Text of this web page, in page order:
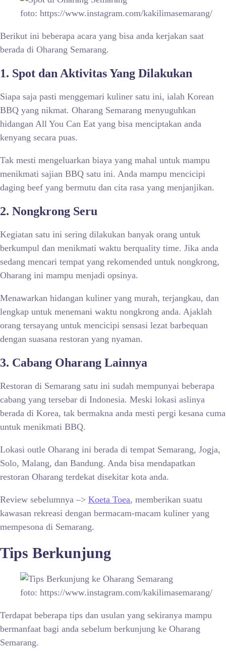
foto: https://www.instagram.com/kakilimasemarang/
Berikut ini beberapa acara yang bisa anda kerjakan saat
berada di Oharang Semarang.
1. Spot dan Aktivitas Yang Dilakukan
Siapa saja pasti menggemari kuliner satu ini, ialah Korean
BBQ yang nikmat. Oharang Semarang menyuguhkan
hidangan All You Can Eat yang bisa menciptakan anda
kenyang secara puas.
Tak mesti mengeluarkan biaya yang mahal untuk mampu
menikmati sajian BBQ satu ini. Anda mampu mencicipi
daging beef yang bermutu dan cita rasa yang menjanjikan.
2. Nongkrong Seru
Kegiatan satu ini sering dilakukan banyak orang untuk
berkumpul dan menikmati waktu berquality time. Jika anda
sedang mencari tempat yang rekomended untuk nongkrong,
Oharang ini mampu menjadi opsinya.
Menawarkan hidangan kuliner yang murah, terjangkau, dan
lengkap untuk menemani waktu nongkrong anda. Ajaklah
orang tersayang untuk mencicipi sensasi lezat barbequan
dengan suasana restoran yang nyaman.
3. Cabang Oharang Lainnya
Restoran di Semarang satu ini sudah mempunyai beberapa
cabang yang tersebar di Indonesia. Meski lokasi aslinya
berada di Korea, tak bermakna anda mesti pergi kesana cuma
untuk menikmati BBQ.
Lokasi outle Oharang ini berada di tempat Semarang, Jogja,
Solo, Malang, dan Bandung. Anda bisa mendapatkan
restoran Oharang terdekat disekitar kota anda.
Review sebelumnya –> Koeta Toea, memberikan suatu
kawasan rekreasi dengan bermacam-macam kuliner yang
mempesona di Semarang.
Tips Berkunjung
foto: https://www.instagram.com/kakilimasemarang/
Terdapat beberapa tips dan usulan yang sekiranya mampu
bermanfaat bagi anda sebelum berkunjung ke Oharang
Semarang.